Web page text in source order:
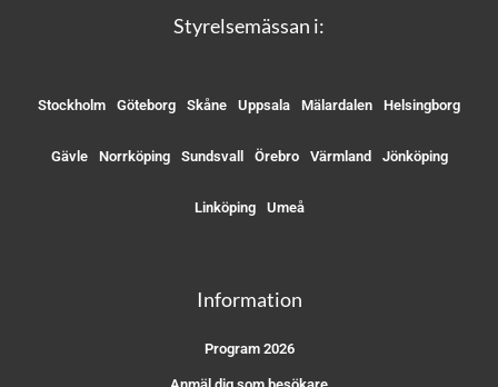
Styrelsemässan i:
Stockholm Göteborg Skåne Uppsala Mälardalen Helsingborg
Gävle Norrköping Sundsvall Örebro Värmland Jönköping
Linköping Umeå
Information
Program 2026